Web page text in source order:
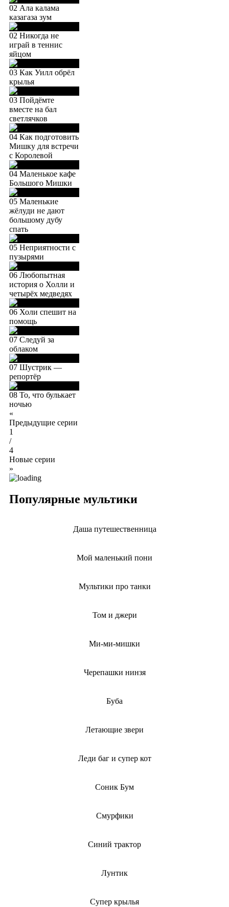
02 Ала калама
казагаза зум
02 Никогда не
играй в теннис
яйцом
03 Как Уилл обрёл
крылья
03 Пойдёмте
вместе на бал
светлячков
04 Как подготовить
Мишку для встречи
с Королевой
04 Маленькое кафе
Большого Мишки
05 Маленькие
жёлуди не дают
большому дубу
спать
05 Неприятности с
пузырями
06 Любопытная
история о Холли и
четырёх медведях
06 Холи спешит на
помощь
07 Следуй за
облаком
07 Шустрик —
репортёр
08 То, что булькает
ночью
«
Предыдущие серии
1
/
4
Новые серии
»
Популярные мультики
Даша путешественница
Мой маленький пони
Мультики про танки
Том и джери
Ми-ми-мишки
Черепашки нинзя
Буба
Летающие звери
Леди баг и супер кот
Соник Бум
Смурфики
Синий трактор
Лунтик
Супер крылья